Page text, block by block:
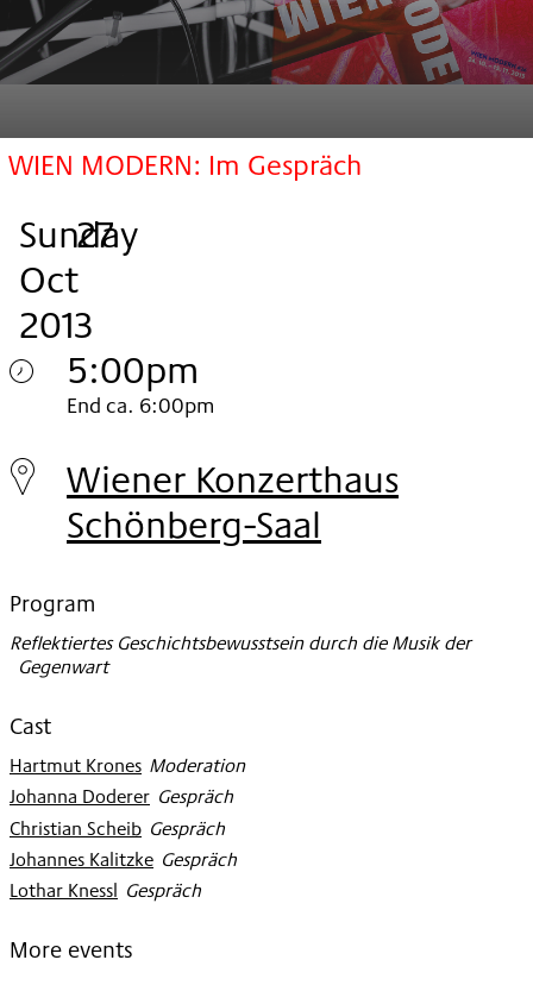
WIEN MODERN: Im Gespräch
Sunday
, 27
.
Oct
2013
.
5:00pm
Sunday
27.
Oct
2013
End ca. 6:00pm
Wiener Konzerthaus
Schönberg-Saal
Program
Reflektiertes Geschichtsbewusstsein durch die Musik der
Gegenwart
Cast
Hartmut Krones
: Moderation
Johanna Doderer
: Gespräch
Christian Scheib
: Gespräch
Johannes Kalitzke
: Gespräch
Lothar Knessl: Gespräch
More events